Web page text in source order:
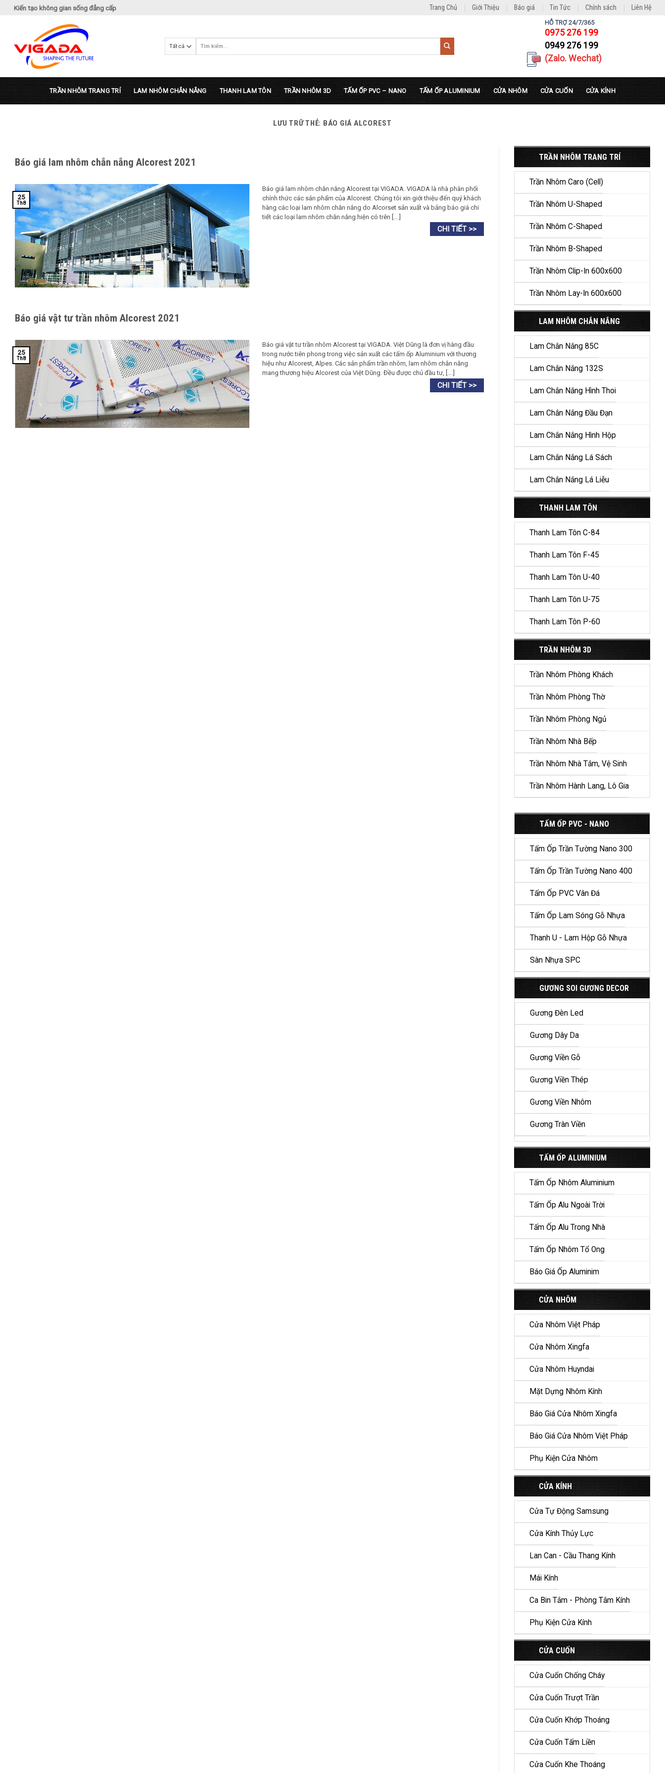
Kiến tạo không gian sống đẳng cấp Trang Chủ Giới Thiệu Báo giá Tin Tức Chính sách Liên Hệ
kiếm:
HỖ TRỢ 24/7/365
0975 276 199
0949 276 199
(Zalo. Wechat)
TRẦN NHÔM TRANG TRÍ LAM NHÔM CHẮN NẮNG THANH LAM TÔN TRẦN NHÔM 3D TẤM ỐP PVC – NANO TẤM ỐP ALUMINIUM CỬA NHÔM CỬA CUỐN CỬA KÍNH
LƯU TRỮ THẺ: BÁO GIÁ ALCOREST
Báo giá lam nhôm chắn nắng Alcorest 2021
25
Th8
Báo giá lam nhôm chắn nắng Alcorest tại VIGADA. VIGADA là nhà phân phối
chính thức các sản phẩm của Alcorest. Chúng tôi xin giới thiệu đến quý khách
hàng các loại lam nhôm chắn nắng do Alcorset sản xuất và bảng báo giá chi
tiết các loại lam nhôm chắn nắng hiện có trên [….]
Báo giá vật tư trần nhôm Alcorest 2021
25
Th8
Báo giá vật tư trần nhôm Alcorest tại VIGADA. Việt Dũng là đơn vị hàng đầu
trong nước tiên phong trong việc sản xuất các tấm ốp Aluminium với thương
hiệu như Alcorest, Alpes. Các sản phẩm trần nhôm, lam nhôm chắn nắng
mang thương hiệu Alcorest của Việt Dũng. Đều được chủ đầu tư, [….]
TRẦN NHÔM TRANG TRÍ
Trần Nhôm Caro (Cell)
Trần Nhôm U-Shaped
Trần Nhôm C-Shaped
Trần Nhôm B-Shaped
Trần Nhôm Clip-In 600x600
Trần Nhôm Lay-In 600x600
LAM NHÔM CHẮN NẮNG
Lam Chắn Nắng 85C
Lam Chắn Nắng 132S
Lam Chắn Nắng Hình Thoi
Lam Chắn Nắng Đầu Đạn
Lam Chắn Nắng Hình Hộp
Lam Chắn Nắng Lá Sách
Lam Chắn Nắng Lá Liễu
THANH LAM TÔN
Thanh Lam Tôn C-84
Thanh Lam Tôn F-45
Thanh Lam Tôn U-40
Thanh Lam Tôn U-75
Thanh Lam Tôn P-60
TRẦN NHÔM 3D
Trần Nhôm Phòng Khách
Trần Nhôm Phòng Thờ
Trần Nhôm Phòng Ngủ
Trần Nhôm Nhà Bếp
Trần Nhôm Nhà Tắm, Vệ Sinh
Trần Nhôm Hành Lang, Lô Gia
TẤM ỐP PVC - NANO
Tấm Ốp Trần Tường Nano 300
Tấm Ốp Trần Tường Nano 400
Tấm Ốp PVC Vân Đá
Tấm Ốp Lam Sóng Gỗ Nhựa
Thanh U - Lam Hộp Gỗ Nhựa
Sàn Nhựa SPC
GƯƠNG SOI GƯƠNG DECOR
Gương Đèn Led
Gương Dây Da
Gương Viền Gỗ
Gương Viền Thép
Gương Viền Nhôm
Gương Tràn Viền
TẤM ỐP ALUMINIUM
Tấm Ốp Nhôm Aluminium
Tấm Ốp Alu Ngoài Trời
Tấm Ốp Alu Trong Nhà
Tấm Ốp Nhôm Tổ Ong
Báo Giá Ốp Aluminim
CỬA NHÔM
Cửa Nhôm Việt Pháp
Cửa Nhôm Xingfa
Cửa Nhôm Huyndai
Mặt Dựng Nhôm Kính
Báo Giá Cửa Nhôm Xingfa
Báo Giá Cửa Nhôm Việt Pháp
Phụ Kiện Cửa Nhôm
CỬA KÍNH
Cửa Tự Động Samsung
Cửa Kính Thủy Lực
Lan Can - Cầu Thang Kính
Mái Kính
Ca Bin Tắm - Phòng Tắm Kính
Phụ Kiện Cửa Kính
CỬA CUỐN
Cửa Cuốn Chống Cháy
Cửa Cuốn Trượt Trần
Cửa Cuốn Khớp Thoáng
Cửa Cuốn Tấm Liền
Cửa Cuốn Khe Thoáng